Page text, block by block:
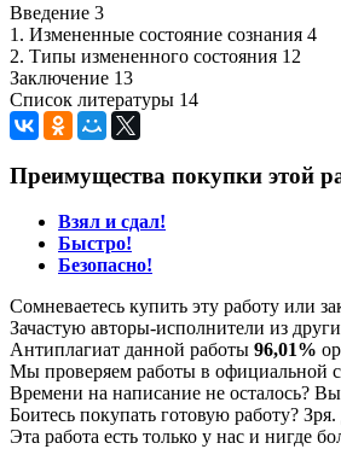
Введение 3
1. Измененные состояние сознания 4
2. Типы измененного состояния 12
Заключение 13
Список литературы 14
Преимущества покупки этой
Взял и сдал!
Быстро!
Безопасно!
Сомневаетесь купить эту работу или
Зачастую авторы-исполнители из
Антиплагиат данной работы 96,01%
Мы проверяем работы в официальной
Времени на написание не осталось?
Боитесь покупать готовую работу?
Эта работа есть только у нас и нигде